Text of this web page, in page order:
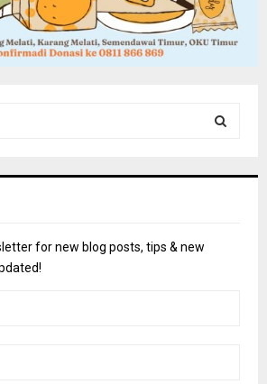
for new blog posts, tips & new